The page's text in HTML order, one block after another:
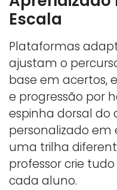
Escala
Plataformas
ajustam o
base em acertos,
e progressão por
espinha dorsal do
personalizado
uma trilha
professor crie
cada aluno.